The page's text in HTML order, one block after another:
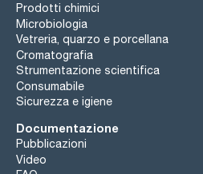
Prodotti chimici
Microbiologia
Vetreria, quarzo e porcellana
Cromatografia
Strumentazione scientifica
Consumabile
Sicurezza e igiene
Documentazione
Pubblicazioni
Video